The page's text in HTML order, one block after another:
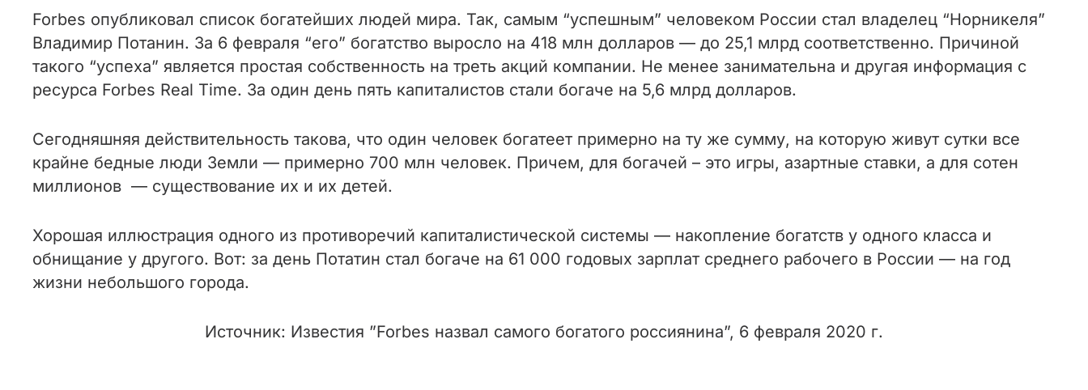
Forbes опубликовал список богатейших людей мира. Так, самым “успешным” человеком России стал владелец “Норникеля”
Владимир Потанин. За 6 февраля “его” богатство выросло на 418 млн долларов — до 25,1 млрд соответственно. Причиной
такого “успеха” является простая собственность на треть акций компании. Не менее занимательна и другая информация с
ресурса Forbes Real Time. За один день пять капиталистов стали богаче на 5,6 млрд долларов.
Сегодняшняя действительность такова, что один человек богатеет примерно на ту же сумму, на которую живут сутки все
крайне бедные люди Земли — примерно 700 млн человек. Причем, для богачей – это игры, азартные ставки, а для сотен
миллионов — существование их и их детей.
Хорошая иллюстрация одного из противоречий капиталистической системы — накопление богатств у одного класса и
обнищание у другого. Вот: за день Потатин стал богаче на 61 000 годовых зарплат среднего рабочего в России — на год
жизни небольшого города.
Источник: Известия ”Forbes назвал самого богатого россиянина”, 6 февраля 2020 г.